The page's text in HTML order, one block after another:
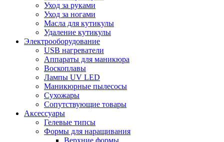
Уход за руками
Уход за ногами
Масла для кутикулы
Удаление кутикулы
Электрооборудование
USB нагреватели
Аппараты для маникюра
Воскоплавы
Лампы UV LED
Маникюрные пылесосы
Сухожары
Сопутствующие товары
Аксессуары
Гелевые типсы
Формы для наращивания
Верхние формы